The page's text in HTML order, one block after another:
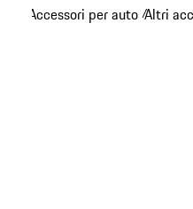
principale
Accessori per auto /Altri